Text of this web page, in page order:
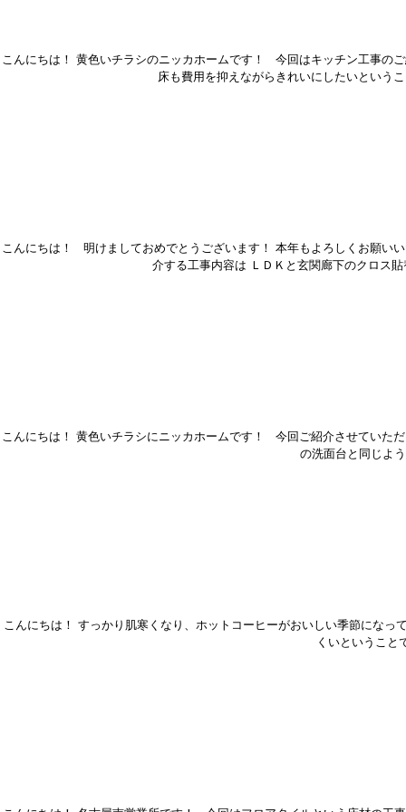
こんにちは！ 黄色いチラシのニッカホームです！ 今回はキッチン工事の
床も費用を抑えながらきれいにしたいという
こんにちは！ 明けましておめでとうございます！ 本年もよろしくお願い
介する工事内容は ＬＤＫと玄関廊下のクロス
こんにちは！ 黄色いチラシにニッカホームです！ 今回ご紹介させていた
の洗面台と同じよ
こんにちは！ すっかり肌寒くなり、ホットコーヒーがおいしい季節にな
くいというこ